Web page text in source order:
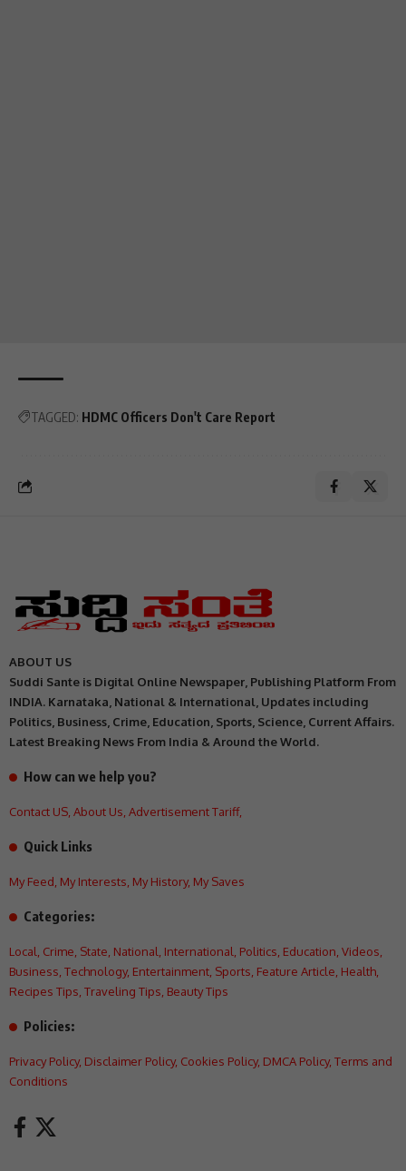
TAGGED: HDMC Officers Don't Care Report
ABOUT US
Suddi Sante is Digital Online Newspaper, Publishing Platform From
INDIA. Karnataka, National & International, Updates including
Politics, Business, Crime, Education, Sports, Science, Current Affairs.
Latest Breaking News From India & Around the World.
How can we help you?
Contact US About Us Advertisement Tariff,
Quick Links
My Feed My Interests My History, My Saves
Categories:
Local Crime State National International Politics Education Videos
Business Technology, Entertainment Sports Feature Article Health
Recipes Tips Traveling Tips Beauty Tips
Policies:
Privacy Policy, Disclaimer Policy, Cookies Policy, DMCA Policy, Terms and
Conditions